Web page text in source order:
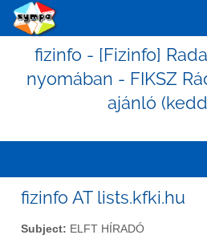
fizinfo - [Fizinfo]
nyomában - FIKSZ
ajánló
fizinfo AT lists.kfki.hu
Subject: ELFT HÍRADÓ